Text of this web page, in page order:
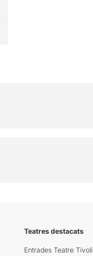
Teatres destacats
Entrades Teatre Tívoli